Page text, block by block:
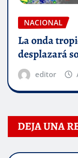
NACIONAL
La onda
desplazará
editor
DEJA UNA